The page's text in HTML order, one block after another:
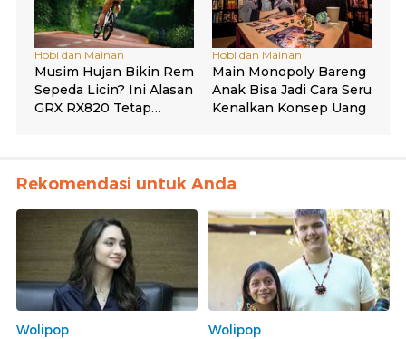
Rekomendasi untuk Anda
Wolipop
Wolipop